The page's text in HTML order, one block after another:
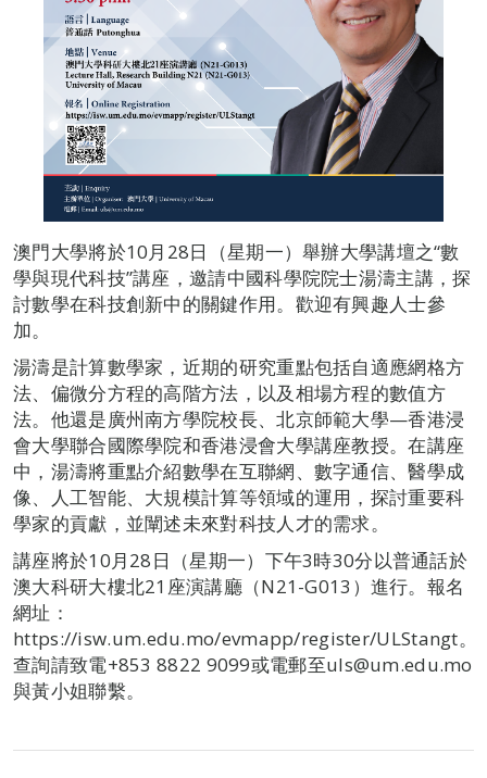
澳門大學將於10月28日（星期一）舉辦大學講壇之“數
學與現代科技”講座，邀請中國科學院院士湯濤主講，探
討數學在科技創新中的關鍵作用。歡迎有興趣人士參
加。
湯濤是計算數學家，近期的研究重點包括自適應網格方
法、偏微分方程的高階方法，以及相場方程的數值方
法。他還是廣州南方學院校長、北京師範大學—香港浸
會大學聯合國際學院和香港浸會大學講座教授。在講座
中，湯濤將重點介紹數學在互聯網、數字通信、醫學成
像、人工智能、大規模計算等領域的運用，探討重要科
學家的貢獻，並闡述未來對科技人才的需求。
講座將於10月28日（星期一）下午3時30分以普通話於
澳大科研大樓北21座演講廳（N21-G013）進行。報名
網址：
https://isw.um.edu.mo/evmapp/register/ULStangt。
查詢請致電+853 8822 9099或電郵至uls@um.edu.mo
與黃小姐聯繫。